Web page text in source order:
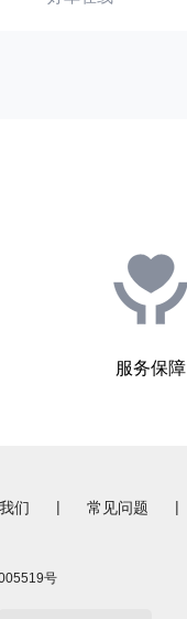
服务保障
们 | 常见问题 |
号